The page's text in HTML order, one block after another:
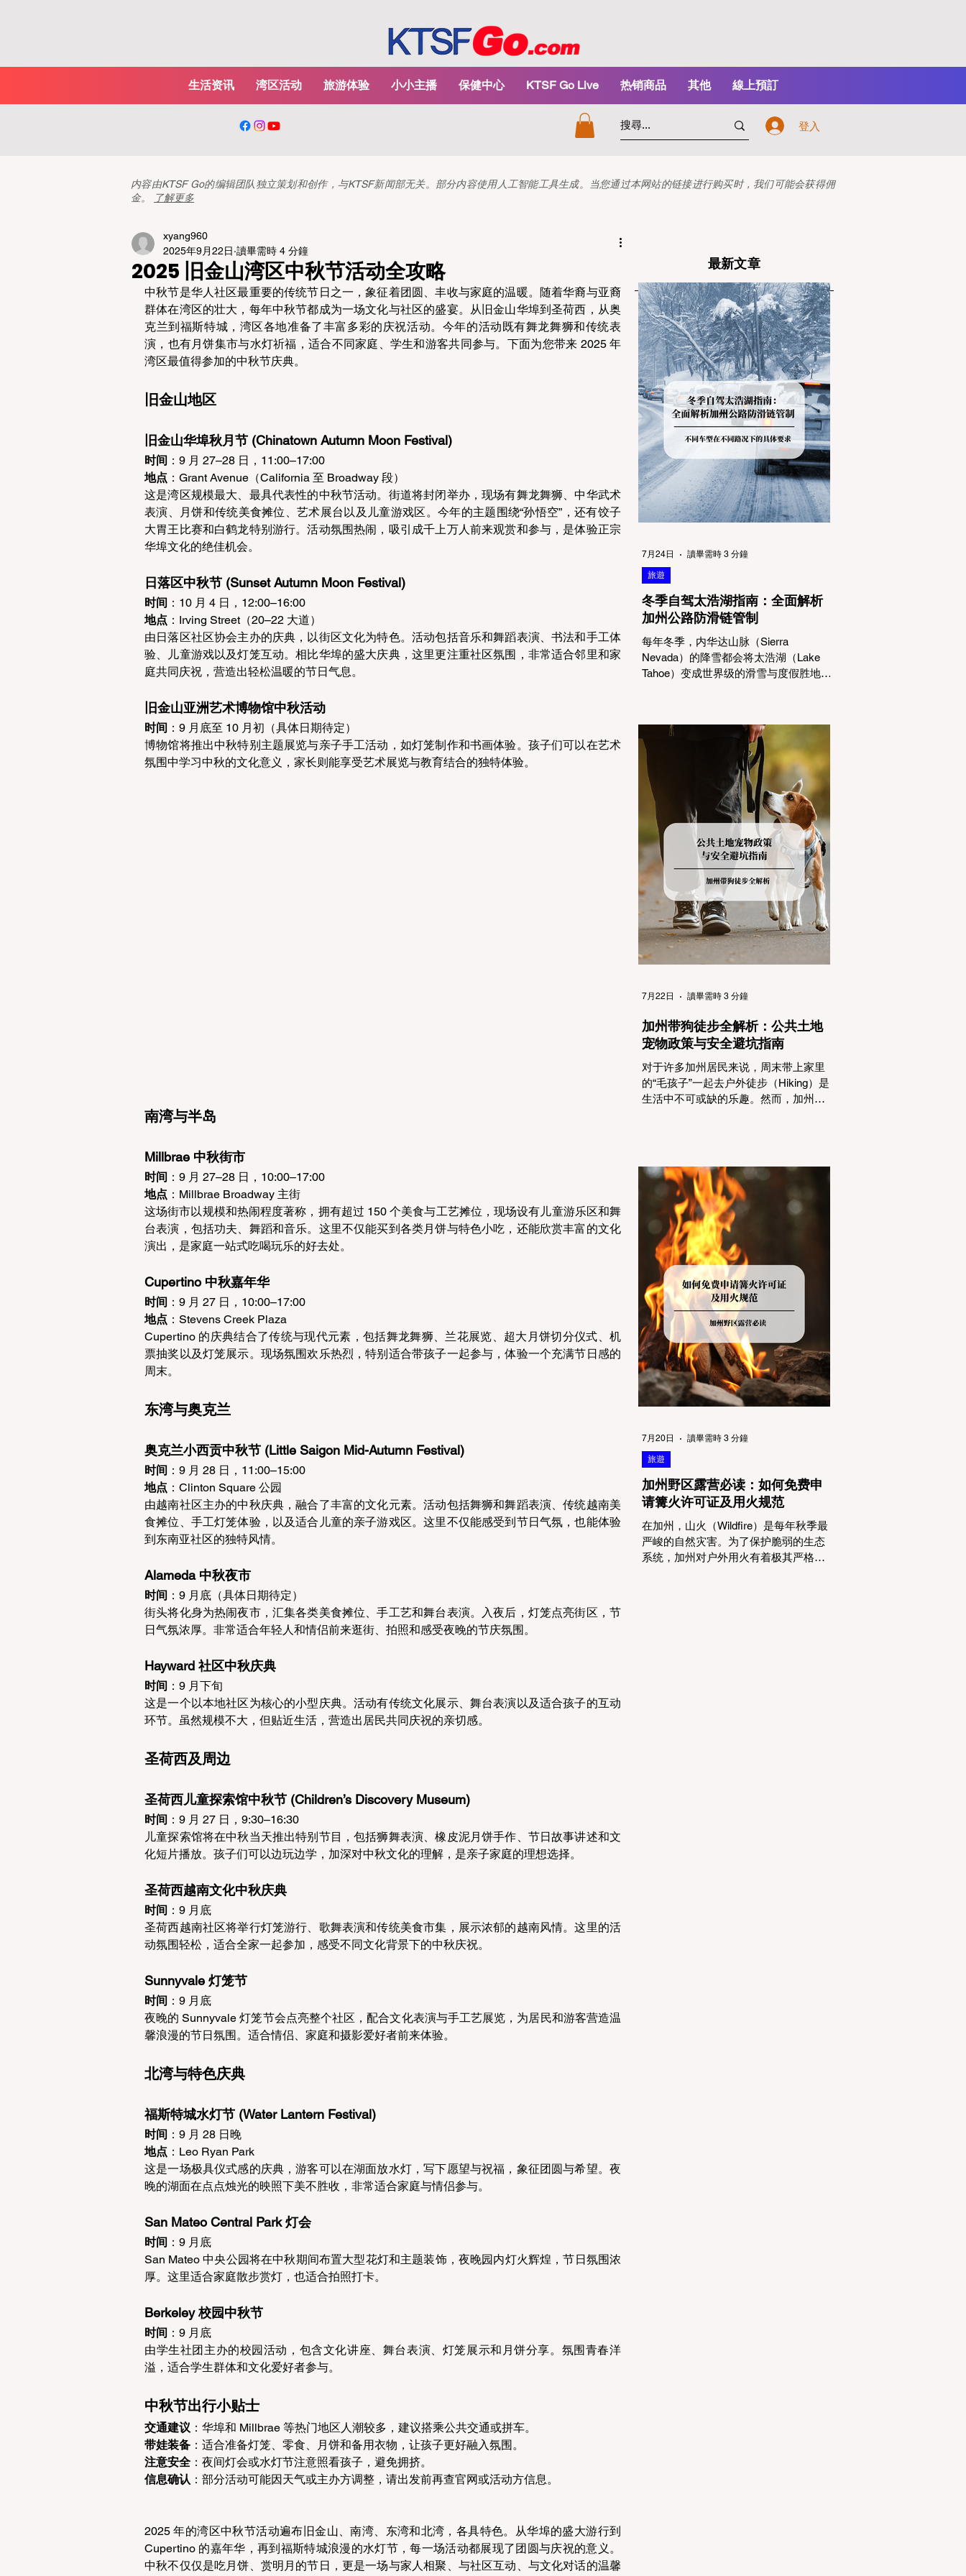
生活资讯 湾区活动 旅游体验 小小主播 保健中心 KTSF Go Live 热销商品 其他 線上預訂
登入
内容由KTSF Go的编辑团队独立策划和创作，与KTSF新闻部无关。部分内容使用人工智能工具生成。当您通过本网站的链接进行购买时，我们可能会获得佣
金。
了解更多
2025 旧金山湾区中秋节活动全攻略
xyang960
2025年9月22日 讀畢需時 4 分鐘
中秋节是华人社区最重要的传统节日之一，象征着团圆、丰收与家庭的温暖。随着华裔与亚裔
群体在湾区的壮大，每年中秋节都成为一场文化与社区的盛宴。从旧金山华埠到圣荷西，从奥
克兰到福斯特城，湾区各地准备了丰富多彩的庆祝活动。今年的活动既有舞龙舞狮和传统表
演，也有月饼集市与水灯祈福，适合不同家庭、学生和游客共同参与。下面为您带来 2025 年
湾区最值得参加的中秋节庆典。
旧金山地区
旧金山华埠秋月节 (Chinatown Autumn Moon Festival)
时间 ：9 月 27–28 日，11:00–17:00
地点 ：Grant Avenue（California 至 Broadway 段）
这是湾区规模最大、最具代表性的中秋节活动。街道将封闭举办，现场有舞龙舞狮、中华武术
表演、月饼和传统美食摊位、艺术展台以及儿童游戏区。今年的主题围绕“孙悟空”，还有饺子
大胃王比赛和白鹤龙特别游行。活动氛围热闹，吸引成千上万人前来观赏和参与，是体验正宗
华埠文化的绝佳机会。
日落区中秋节 (Sunset Autumn Moon Festival)
时间 ：10 月 4 日，12:00–16:00
地点 ：Irving Street（20–22 大道）
由日落区社区协会主办的庆典，以街区文化为特色。活动包括音乐和舞蹈表演、书法和手工体
验、儿童游戏以及灯笼互动。相比华埠的盛大庆典，这里更注重社区氛围，非常适合邻里和家
庭共同庆祝，营造出轻松温暖的节日气息。
旧金山亚洲艺术博物馆中秋活动
时间 ：9 月底至 10 月初（具体日期待定）
博物馆将推出中秋特别主题展览与亲子手工活动，如灯笼制作和书画体验。孩子们可以在艺术
氛围中学习中秋的文化意义，家长则能享受艺术展览与教育结合的独特体验。
南湾与半岛
Millbrae 中秋街市
时间 ：9 月 27–28 日，10:00–17:00
地点 ：Millbrae Broadway 主街
这场街市以规模和热闹程度著称，拥有超过 150 个美食与工艺摊位，现场设有儿童游乐区和舞
台表演，包括功夫、舞蹈和音乐。这里不仅能买到各类月饼与特色小吃，还能欣赏丰富的文化
演出，是家庭一站式吃喝玩乐的好去处。
Cupertino 中秋嘉年华
时间 ：9 月 27 日，10:00–17:00
地点 ：Stevens Creek Plaza
Cupertino 的庆典结合了传统与现代元素，包括舞龙舞狮、兰花展览、超大月饼切分仪式、机
票抽奖以及灯笼展示。现场氛围欢乐热烈，特别适合带孩子一起参与，体验一个充满节日感的
周末。
东湾与奥克兰
奥克兰小西贡中秋节 (Little Saigon Mid-Autumn Festival)
时间 ：9 月 28 日，11:00–15:00
地点 ：Clinton Square 公园
由越南社区主办的中秋庆典，融合了丰富的文化元素。活动包括舞狮和舞蹈表演、传统越南美
食摊位、手工灯笼体验，以及适合儿童的亲子游戏区。这里不仅能感受到节日气氛，也能体验
到东南亚社区的独特风情。
Alameda 中秋夜市
时间 ：9 月底（具体日期待定）
街头将化身为热闹夜市，汇集各类美食摊位、手工艺和舞台表演。入夜后，灯笼点亮街区，节
日气氛浓厚。非常适合年轻人和情侣前来逛街、拍照和感受夜晚的节庆氛围。
Hayward 社区中秋庆典
时间 ：9 月下旬
这是一个以本地社区为核心的小型庆典。活动有传统文化展示、舞台表演以及适合孩子的互动
环节。虽然规模不大，但贴近生活，营造出居民共同庆祝的亲切感。
圣荷西及周边
圣荷西儿童探索馆中秋节 (Children’s Discovery Museum)
时间 ：9 月 27 日，9:30–16:30
儿童探索馆将在中秋当天推出特别节目，包括狮舞表演、橡皮泥月饼手作、节日故事讲述和文
化短片播放。孩子们可以边玩边学，加深对中秋文化的理解，是亲子家庭的理想选择。
圣荷西越南文化中秋庆典
时间 ：9 月底
圣荷西越南社区将举行灯笼游行、歌舞表演和传统美食市集，展示浓郁的越南风情。这里的活
动氛围轻松，适合全家一起参加，感受不同文化背景下的中秋庆祝。
Sunnyvale 灯笼节
时间 ：9 月底
夜晚的 Sunnyvale 灯笼节会点亮整个社区，配合文化表演与手工艺展览，为居民和游客营造温
馨浪漫的节日氛围。适合情侣、家庭和摄影爱好者前来体验。
北湾与特色庆典
福斯特城水灯节 (Water Lantern Festival)
时间 ：9 月 28 日晚
地点 ：Leo Ryan Park
这是一场极具仪式感的庆典，游客可以在湖面放水灯，写下愿望与祝福，象征团圆与希望。夜
晚的湖面在点点烛光的映照下美不胜收，非常适合家庭与情侣参与。
San Mateo Central Park 灯会
时间 ：9 月底
San Mateo 中央公园将在中秋期间布置大型花灯和主题装饰，夜晚园内灯火辉煌，节日氛围浓
厚。这里适合家庭散步赏灯，也适合拍照打卡。
Berkeley 校园中秋节
时间 ：9 月底
由学生社团主办的校园活动，包含文化讲座、舞台表演、灯笼展示和月饼分享。氛围青春洋
溢，适合学生群体和文化爱好者参与。
中秋节出行小贴士
交通建议 ：华埠和 Millbrae 等热门地区人潮较多，建议搭乘公共交通或拼车。
带娃装备 ：适合准备灯笼、零食、月饼和备用衣物，让孩子更好融入氛围。
注意安全 ：夜间灯会或水灯节注意照看孩子，避免拥挤。
信息确认 ：部分活动可能因天气或主办方调整，请出发前再查官网或活动方信息。
2025 年的湾区中秋节活动遍布旧金山、南湾、东湾和北湾，各具特色。从华埠的盛大游行到
Cupertino 的嘉年华，再到福斯特城浪漫的水灯节，每一场活动都展现了团圆与庆祝的意义。
中秋不仅仅是吃月饼、赏明月的节日，更是一场与家人相聚、与社区互动、与文化对话的温馨
最新文章
冬季自驾太浩湖指南：全面解析
加州公路防滑链管制
每年冬季，内华达山脉（Sierra
Nevada）的降雪都会将太浩湖（Lake
Tahoe）变成世界级的滑雪与度假胜地。
交通局 (Caltrans) 严格的防滑链管制
(Chain Controls)。 不了解这些规定，不
仅可能面临高额罚单或被公路巡警
（CHP）劝返，更可能在冰雪路面上引
发严重的安全事故。本文将为您系统解
析加州的防滑链政策，帮助您明确自己
的车型在不同路况下的具体要求，并为
出行做好充足准备。 一、 核心概念：看
懂加州 R1, R2, R3 管制级别 当恶劣天气
来袭，加州交通局会在公路上启动防滑
链管制，并通过电子路牌指示当前的管
制级别。加州采用三个递进的级别（R1
至R3）来规范通行车辆： R1 管制
(Requirement 1) 规定内容： 所有车辆必
须安装防滑链。 豁免条件： 乘用车
（Light Trucks）只要配备了雪地轮胎
旅遊
7月24日 讀畢需時 3 分鐘
加州带狗徒步全解析：公共土地
宠物政策与安全避坑指南
对于许多加州居民来说，周末带上家里
的“毛孩子”一起去户外徒步（Hiking）是
生活中不可或缺的乐趣。然而，加州拥
到了步道口才绝望地看到一块大大的
"No Dogs on Trail"（步道严禁犬只） 的
指示牌，这无疑会彻底毁掉整个周末。
为了避免“带狗碰壁”，您必须在出发前清
楚地了解不同公共土地系统对宠物政
策，掌握实用的路线筛选工具，并警惕
加州特有的野外环境隐患。 一、 破除宠
物政策管辖权迷雾：狗狗到底能去哪
里？ 加州的户外区域由不同的政府机构
管理，其核心保护目标决定了宠物政策
的严格程度。我们可以将其视为一条“从
严到宽”的鄙视链： 1. 极其严格：国家公
园 (National Parks) & 州立公园 (State
Parks) 政策基调： 优先保护原始生态与
野生动物。 实际规定： 在优胜美地、红
草甸
7月22日 讀畢需時 3 分鐘
加州野区露营必读：如何免费申
请篝火许可证及用火规范
在加州，山火（Wildfire）是每年秋季最
严峻的自然灾害。为了保护脆弱的生态
系统，加州对户外用火有着极其严格的
旅遊
7月20日 讀畢需時 3 分鐘